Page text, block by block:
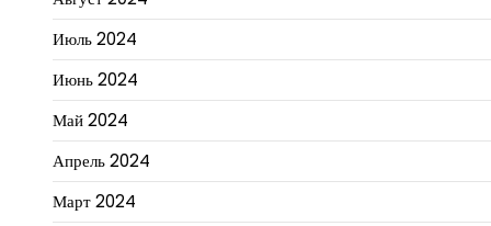
Июль 2024
Июнь 2024
Май 2024
Апрель 2024
Март 2024